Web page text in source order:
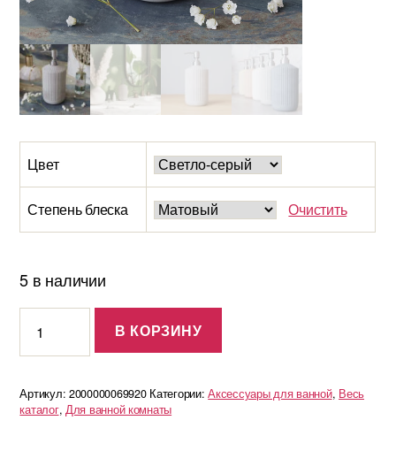
Цвет
Степень блеска Очистить
5 в наличии
Дозатор
Chloe
В КОРЗИНУ
Артикул: 2000000069920 Категории:Аксессуары для ванной, Весь
каталог, Для ванной комнаты